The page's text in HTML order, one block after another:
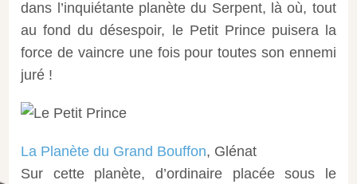
dans l’inquiétante planète du Serpent, là où, tout
au fond du désespoir, le Petit Prince puisera la
force de vaincre une fois pour toutes son ennemi
juré !
La Planète du Grand Bouffon, Glénat
Sur cette planète, d’ordinaire placée sous le